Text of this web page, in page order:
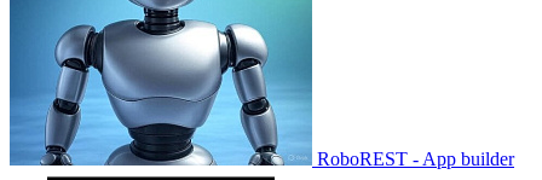
RoboREST - App builder